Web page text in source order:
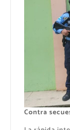
Contra